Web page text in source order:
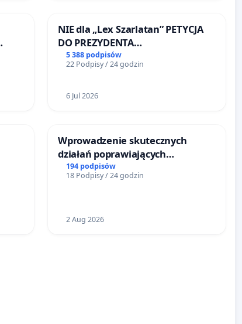
NIE dla „Lex Szarlatan” PETYCJA
DO PREZYDENTA
RZECZYPOSPOLITEJ POLSKIEJ
5 388 podpisów
22 Podpisy / 24 godzin
6 Jul 2026
Wprowadzenie skutecznych
działań poprawiających
bezpieczeństwo na ulicy
Żeromskiego w Otwocku
194 podpisów
18 Podpisy / 24 godzin
2 Aug 2026